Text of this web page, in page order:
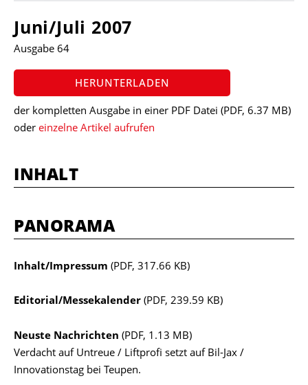
Juni/Juli 2007
Ausgabe 64
HERUNTERLADEN
der kompletten Ausgabe in einer PDF Datei (PDF, 6.37 MB)
oder einzelne Artikel aufrufen
INHALT
PANORAMA
Inhalt/Impressum (PDF, 317.66 KB)
Editorial/Messekalender (PDF, 239.59 KB)
Neuste Nachrichten (PDF, 1.13 MB)
Verdacht auf Untreue / Liftprofi setzt auf Bil-Jax /
Innovationstag bei Teupen.